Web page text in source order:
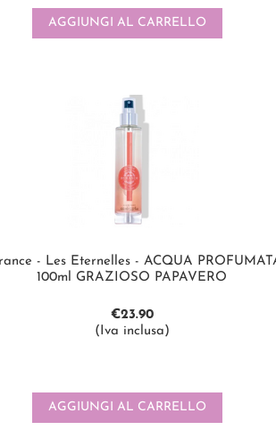
AGGIUNGI AL CARRELLO
- Les Eternelles - ACQUA
100ml GRAZIOSO PAPAVERO
€23.90
(Iva inclusa)
AGGIUNGI AL CARRELLO